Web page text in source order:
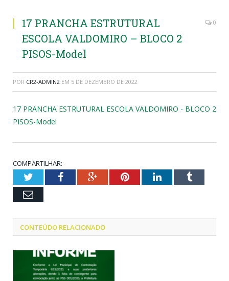
17 PRANCHA ESTRUTURAL
ESCOLA VALDOMIRO – BLOCO 2
PISOS-Model
0
POR CR2-ADMIN2 EM 5 DE DEZEMBRO DE 2022
17 PRANCHA ESTRUTURAL ESCOLA VALDOMIRO - BLOCO 2
PISOS-Model
COMPARTILHAR:
TwitterFacebookGoogle+PinterestLinkedInTumblr
Email
CONTEÚDO RELACIONADO